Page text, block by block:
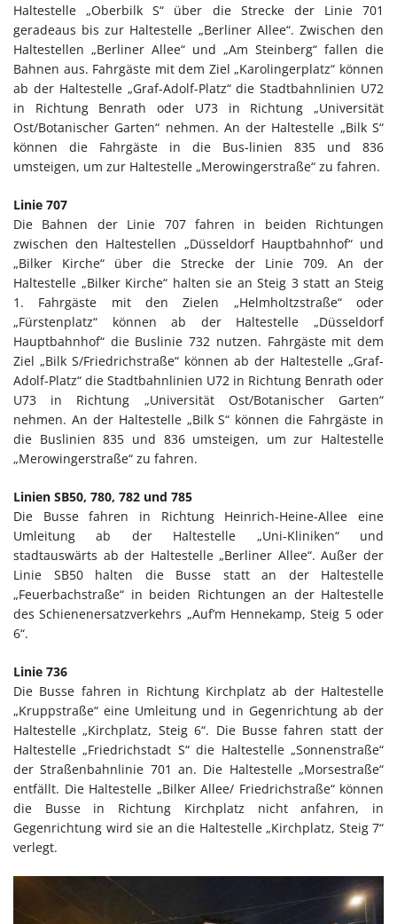
Haltestelle „Oberbilk S“ über die Strecke der Linie 701
geradeaus bis zur Haltestelle „Berliner Allee“. Zwischen den
Haltestellen „Berliner Allee“ und „Am Steinberg“ fallen die
Bahnen aus. Fahrgäste mit dem Ziel „Karolingerplatz“ können
ab der Haltestelle „Graf-Adolf-Platz“ die Stadtbahnlinien U72
in Richtung Benrath oder U73 in Richtung „Universität
Ost/Botanischer Garten“ nehmen. An der Haltestelle „Bilk S“
können die Fahrgäste in die Bus-linien 835 und 836
umsteigen, um zur Haltestelle „Merowingerstraße“ zu fahren.
Linie 707
Die Bahnen der Linie 707 fahren in beiden Richtungen
zwischen den Haltestellen „Düsseldorf Hauptbahnhof“ und
„Bilker Kirche“ über die Strecke der Linie 709. An der
Haltestelle „Bilker Kirche“ halten sie an Steig 3 statt an Steig
1. Fahrgäste mit den Zielen „Helmholtzstraße“ oder
„Fürstenplatz“ können ab der Haltestelle „Düsseldorf
Hauptbahnhof“ die Buslinie 732 nutzen. Fahrgäste mit dem
Ziel „Bilk S/Friedrichstraße“ können ab der Haltestelle „Graf-
Adolf-Platz“ die Stadtbahnlinien U72 in Richtung Benrath oder
U73 in Richtung „Universität Ost/Botanischer Garten“
nehmen. An der Haltestelle „Bilk S“ können die Fahrgäste in
die Buslinien 835 und 836 umsteigen, um zur Haltestelle
„Merowingerstraße“ zu fahren.
Linien SB50, 780, 782 und 785
Die Busse fahren in Richtung Heinrich-Heine-Allee eine
Umleitung ab der Haltestelle „Uni-Kliniken“ und
stadtauswärts ab der Haltestelle „Berliner Allee“. Außer der
Linie SB50 halten die Busse statt an der Haltestelle
„Feuerbachstraße“ in beiden Richtungen an der Haltestelle
des Schienenersatzverkehrs „Auf’m Hennekamp, Steig 5 oder
6“.
Linie 736
Die Busse fahren in Richtung Kirchplatz ab der Haltestelle
„Kruppstraße“ eine Umleitung und in Gegenrichtung ab der
Haltestelle „Kirchplatz, Steig 6“. Die Busse fahren statt der
Haltestelle „Friedrichstadt S“ die Haltestelle „Sonnenstraße“
der Straßenbahnlinie 701 an. Die Haltestelle „Morsestraße“
entfällt. Die Haltestelle „Bilker Allee/ Friedrichstraße“ können
die Busse in Richtung Kirchplatz nicht anfahren, in
Gegenrichtung wird sie an die Haltestelle „Kirchplatz, Steig 7“
verlegt.